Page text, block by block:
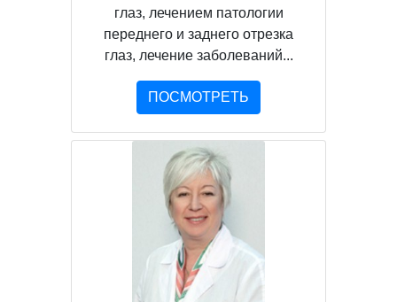
глаз, лечением патологии
переднего и заднего отрезка
глаз, лечение заболеваний...
ПОСМОТРЕТЬ